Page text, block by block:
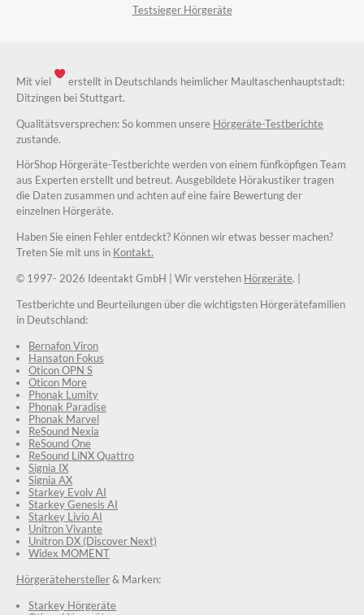
Testsieger Hörgeräte
Mit viel
erstellt in Deutschlands heimlicher Maultaschenhauptstadt:
Ditzingen bei Stuttgart.
Qualitätsversprechen: So kommen unsere Hörgeräte-Testberichte
zustande.
HörShop Hörgeräte-Testberichte werden von einem fünfköpfigen Team
aus Experten erstellt und betreut. Ausgebildete Hörakustiker tragen
die Daten zusammen und achten auf eine faire Bewertung der
einzelnen Hörgeräte.
Haben Sie einen Fehler entdeckt? Können wir etwas besser machen?
Treten Sie mit uns in Kontakt.
© 1997- 2026 Ideentakt GmbH | Wir verstehen Hörgeräte. |
Testberichte und Beurteilungen über die wichtigsten Hörgerätefamilien
in Deutschland:
Bernafon Viron
Hansaton Fokus
Oticon OPN S
Oticon More
Phonak Lumity
Phonak Paradise
Phonak Marvel
ReSound Nexia
ReSound One
ReSound LiNX Quattro
Signia IX
Signia AX
Starkey Evolv AI
Starkey Genesis AI
Starkey Livio AI
Unitron Vivante
Unitron DX (Discover Next)
Widex MOMENT
Hörgerätehersteller& Marken:
Starkey Hörgeräte